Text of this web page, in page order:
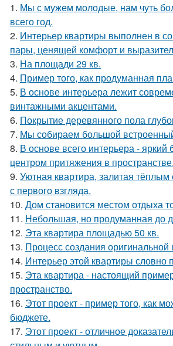
1. Мы с мужем молодые, нам чуть
всего год.
2. Интерьер квартиры выполнен в
пары, ценящей комфорт и
3. На площади 29 кв.
4. Пример того, как продуманная
5. В основе интерьера лежит
винтажными акцентами.
6. Покрытие деревянного пола
7. Мы собираем большой
8. В основе всего интерьера -
центром притяжения в пространстве.
9. Уютная квартира, залитая
с первого взгляда.
10. Дом становится местом отдыха
11. Небольшая, но продуманная до
12. Эта квартира площадью 50 кв.
13. Процесс создания
14. Интерьер этой квартиры словно
15. Эта квартира - настоящий
пространство.
16. Этот проект - пример того, как
бюджете.
17. Этот проект - отличное